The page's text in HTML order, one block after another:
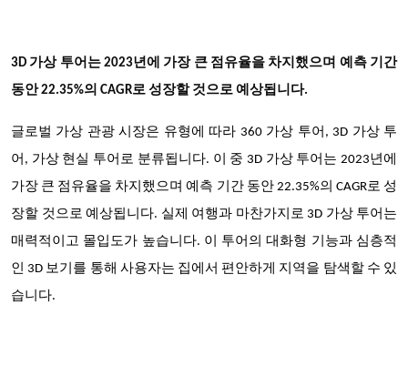
3D 가상 투어는 2023년에 가장 큰 점유율을 차지했으며 예측 기간
동안 22.35%의 CAGR로 성장할 것으로 예상됩니다.
글로벌 가상 관광 시장은 유형에 따라 360 가상 투어, 3D 가상 투
어, 가상 현실 투어로 분류됩니다. 이 중 3D 가상 투어는 2023년에
가장 큰 점유율을 차지했으며 예측 기간 동안 22.35%의 CAGR로 성
장할 것으로 예상됩니다. 실제 여행과 마찬가지로 3D 가상 투어는
매력적이고 몰입도가 높습니다. 이 투어의 대화형 기능과 심층적
인 3D 보기를 통해 사용자는 집에서 편안하게 지역을 탐색할 수 있
습니다.